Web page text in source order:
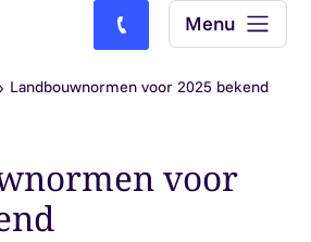
Bel ons: (0)77-4740000
Menu
Landbouwnormen voor 2025 bekend
voor